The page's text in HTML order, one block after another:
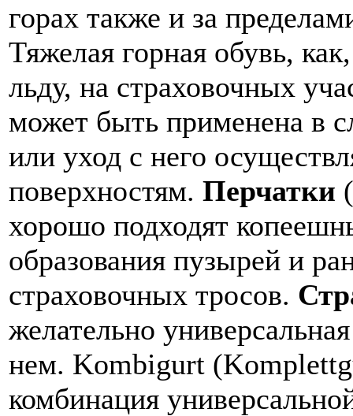
горах также и за
Тяжелая горная обувь,
льду, на страховочных
может быть применена в
или уход с него
поверхностям. Перчатки
хорошо подходят
образования пузырей и
страховочных тросов.
желательно
нем. Kombigurt
комбинация